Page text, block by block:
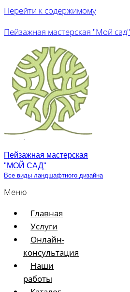
Перейти к содержимому
Пейзажная мастерская "Мой сад"
Пейзажная мастерская
"МОЙ САД"
Все виды ландшафтного дизайна
Меню
Главная
Услуги
Онлайн-
консультация
Наши
работы